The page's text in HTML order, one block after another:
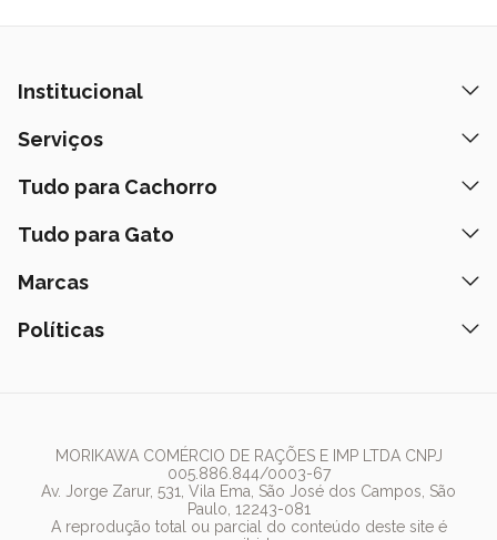
Institucional
Quem Somos
Prazos de Entrega
Fale Conosco
Lista de Desejos
Serviços
Banho e Tosa
Peça pelo Delivery
Assinatura Polipet
Tudo para Cachorro
Ração
Coleiras
Tudo para Gato
Ração
Marcas
Nexgard
Pedigree
Whiskas
Dog Chow
Políticas
MORIKAWA COMÉRCIO DE RAÇÕES E IMP LTDA CNPJ
005.886.844/0003-67
Av. Jorge Zarur, 531, Vila Ema, São José dos Campos, São
Paulo, 12243-081
A reprodução total ou parcial do conteúdo deste site é